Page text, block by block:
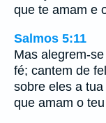
que te amam e
Salmos 5:11
Mas alegrem-
fé; cantem de
sobre eles a
que amam o